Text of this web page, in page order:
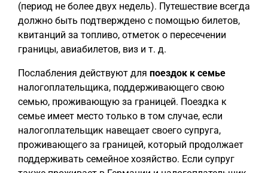
(период не более двух недель). Путешествие всегда
должно быть подтверждено с помощью билетов,
квитанций за топливо, отметок о пересечении
границы, авиабилетов, виз и т. д.
Послабления действуют для поездок к семье
налогоплательщика, поддерживающего свою
семью, проживающую за границей. Поездка к
семье имеет место только в том случае, если
налогоплательщик навещает своего супруга,
проживающего за границей, который продолжает
поддерживать семейное хозяйство. Если супруг